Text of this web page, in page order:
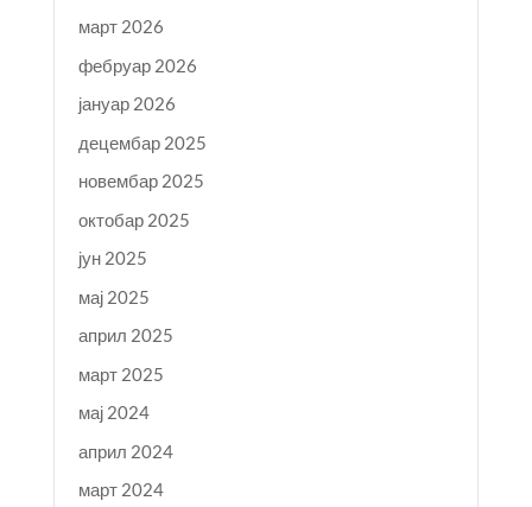
март 2026
фебруар 2026
јануар 2026
децембар 2025
новембар 2025
октобар 2025
јун 2025
мај 2025
април 2025
март 2025
мај 2024
април 2024
март 2024